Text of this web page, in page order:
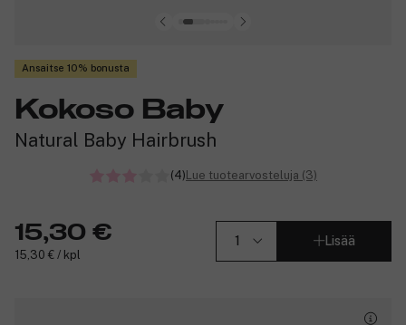
Ansaitse 10% bonusta
Kokoso Baby
Natural Baby Hairbrush
(4)Lue tuotearvosteluja (3)
15,30 €
15,30 € / kpl
Lisää